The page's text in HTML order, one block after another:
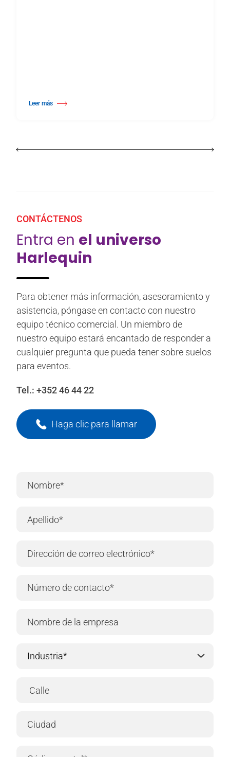
Leer más
about 25º Certamen Internacional de Coreografía Burgos & NuevaYork
CONTÁCTENOS
Entra en el universo
Harlequin
Para obtener más información, asesoramiento y
asistencia, póngase en contacto con nuestro
equipo técnico comercial. Un miembro de
nuestro equipo estará encantado de responder a
cualquier pregunta que pueda tener sobre suelos
para eventos.
Tel.: +352 46 44 22
Haga clic para llamar